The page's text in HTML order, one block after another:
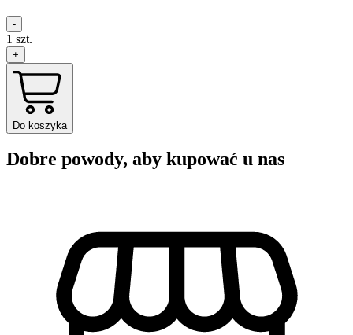
-
1 szt.
+
Do koszyka
Dobre powody, aby kupować u nas